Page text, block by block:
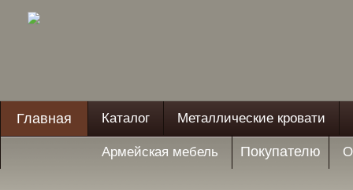
Главная Каталог Металлические кровати
Армейская мебель Покупателю